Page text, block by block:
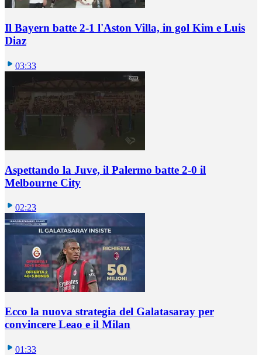
Il Bayern batte 2-1 l'Aston Villa, in gol Kim e Luis
Diaz
03:33
Aspettando la Juve, il Palermo batte 2-0 il
Melbourne City
02:23
Ecco la nuova strategia del Galatasaray per
convincere Leao e il Milan
01:33